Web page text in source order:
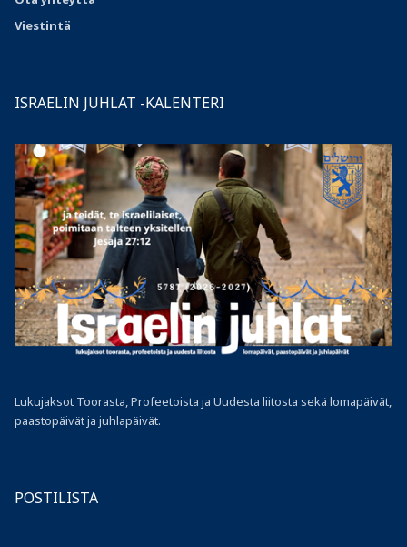
Viestintä
ISRAELIN JUHLAT -KALENTERI
Lukujaksot Toorasta, Profeetoista ja Uudesta liitosta sekä lomapäivät,
paastopäivät ja juhlapäivät.
POSTILISTA